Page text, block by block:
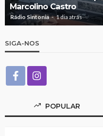
Marcolino Castro
Rádio Sintonia 1 dia atrás
SIGA-NOS
POPULAR